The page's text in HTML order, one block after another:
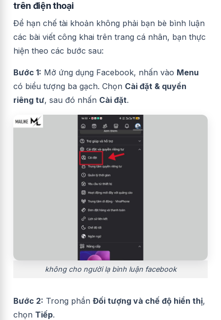
trên điện thoại
Để hạn chế tài khoản không phải bạn bè bình luận
các bài viết công khai trên trang cá nhân, bạn thực
hiện theo các bước sau:
Bước 1: Mở ứng dụng Facebook, nhấn vào Menu
có biểu tượng ba gạch. Chọn Cài đặt & quyền
riêng tư, sau đó nhấn Cài đặt.
không cho người lạ bình luận facebook
Bước 2: Trong phần Đối tượng và chế độ hiển thị,
chọn Tiếp.